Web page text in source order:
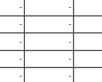
- -
- -
- -
- -
- -